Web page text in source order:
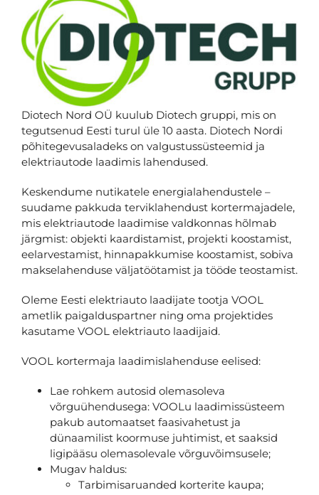
Diotech Nord OÜ kuulub Diotech gruppi, mis on
tegutsenud Eesti turul üle 10 aasta. Diotech Nordi
põhitegevusaladeks on valgustussüsteemid ja
elektriautode laadimis lahendused.
Keskendume nutikatele energialahendustele –
suudame pakkuda terviklahendust kortermajadele,
mis elektriautode laadimise valdkonnas hõlmab
järgmist: objekti kaardistamist, projekti koostamist,
eelarvestamist, hinnapakkumise koostamist, sobiva
makselahenduse väljatöötamist ja tööde teostamist.
Oleme Eesti elektriauto laadijate tootja VOOL
ametlik paigalduspartner ning oma projektides
kasutame VOOL elektriauto laadijaid.
VOOL kortermaja laadimislahenduse eelised:
Lae rohkem autosid olemasoleva
võrguühendusega: VOOLu laadimissüsteem
pakub automaatset faasivahetust ja
dünaamilist koormuse juhtimist, et saaksid
ligipääsu olemasolevale võrguvõimsusele;
Mugav haldus:
Tarbimisaruanded korterite kaupa;